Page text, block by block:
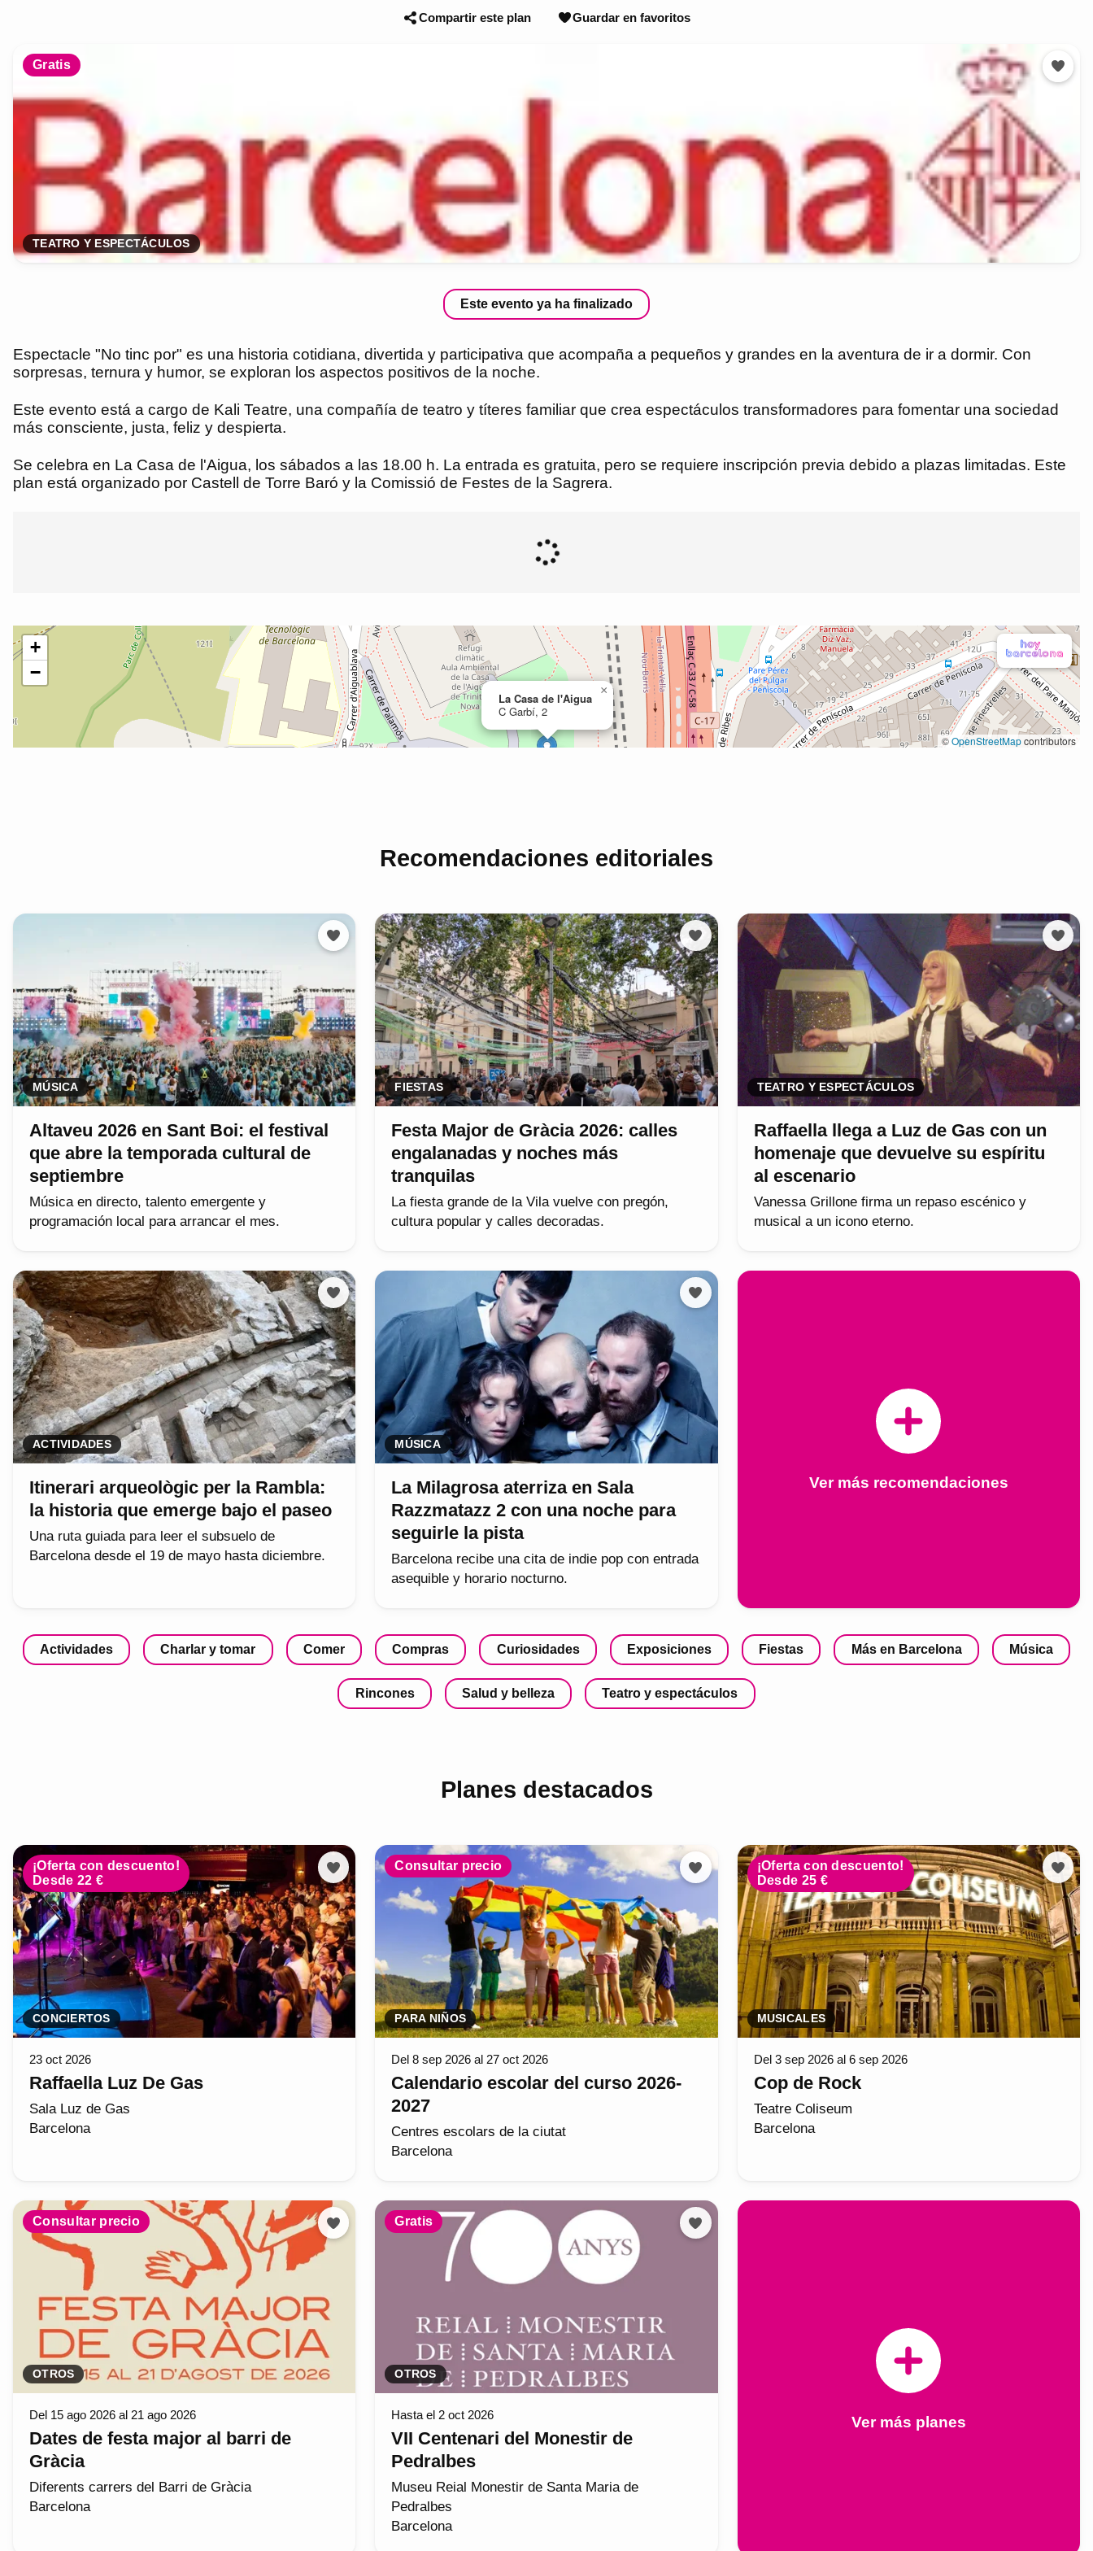
Compartir este plan Guardar en favoritos
Gratis
TEATRO Y ESPECTÁCULOS
Este evento ya ha finalizado
Espectacle "No tinc por" es una historia cotidiana, divertida y participativa que acompaña a pequeños y grandes en la aventura de ir a dormir. Con
sorpresas, ternura y humor, se exploran los aspectos positivos de la noche.
Este evento está a cargo de Kali Teatre, una compañía de teatro y títeres familiar que crea espectáculos transformadores para fomentar una sociedad
más consciente, justa, feliz y despierta.
Se celebra en La Casa de l'Aigua, los sábados a las 18.00 h. La entrada es gratuita, pero se requiere inscripción previa debido a plazas limitadas. Este
plan está organizado por Castell de Torre Baró y la Comissió de Festes de la Sagrera.
Recomendaciones editoriales
MÚSICA
Altaveu 2026 en Sant Boi: el festival
que abre la temporada cultural de
septiembre
Música en directo, talento emergente y
programación local para arrancar el mes.
FIESTAS
Festa Major de Gràcia 2026: calles
engalanadas y noches más
tranquilas
La fiesta grande de la Vila vuelve con pregón,
cultura popular y calles decoradas.
TEATRO Y ESPECTÁCULOS
Raffaella llega a Luz de Gas con un
homenaje que devuelve su espíritu
al escenario
Vanessa Grillone firma un repaso escénico y
musical a un icono eterno.
ACTIVIDADES
Itinerari arqueològic per la Rambla:
la historia que emerge bajo el paseo
Una ruta guiada para leer el subsuelo de
Barcelona desde el 19 de mayo hasta diciembre.
MÚSICA
La Milagrosa aterriza en Sala
Razzmatazz 2 con una noche para
seguirle la pista
Barcelona recibe una cita de indie pop con entrada
asequible y horario nocturno.
Ver más recomendaciones
Actividades Charlar y tomar Comer Compras Curiosidades Exposiciones Fiestas Más en Barcelona Música
Rincones Salud y belleza Teatro y espectáculos
Planes destacados
¡Oferta con descuento!
Desde 22 €
CONCIERTOS
23 oct 2026
Raffaella Luz De Gas
Sala Luz de Gas
Barcelona
Consultar precio
PARA NIÑOS
Del 8 sep 2026 al 27 oct 2026
Calendario escolar del curso 2026-
2027
Centres escolars de la ciutat
Barcelona
¡Oferta con descuento!
Desde 25 €
MUSICALES
Del 3 sep 2026 al 6 sep 2026
Cop de Rock
Teatre Coliseum
Barcelona
Consultar precio
OTROS
Del 15 ago 2026 al 21 ago 2026
Dates de festa major al barri de
Gràcia
Diferents carrers del Barri de Gràcia
Barcelona
Gratis
OTROS
Hasta el 2 oct 2026
VII Centenari del Monestir de
Pedralbes
Museu Reial Monestir de Santa Maria de
Pedralbes
Barcelona
Ver más planes